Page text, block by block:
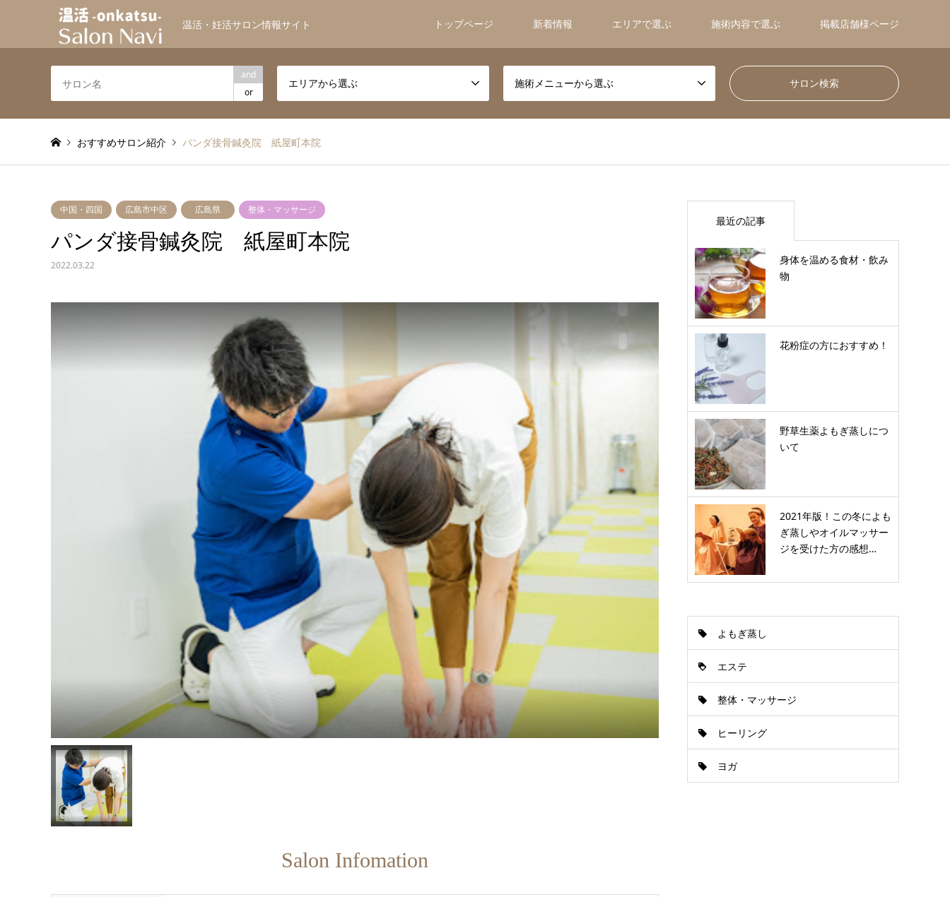
温活・妊活サロン情報サイト トップページ 新着情報 エリアで選ぶ 施術内容で選ぶ 掲載店舗様ページ
and
or
エリアから選ぶ 施術メニューから選ぶ
おすすめサロン紹介 パンダ接骨鍼灸院 紙屋町本院
中国・四国 広島市中区 広島県 整体・マッサージ
パンダ接骨鍼灸院 紙屋町本院
2022.03.22
Salon Infomation
最近の記事
身体を温める食材・飲み
物
花粉症の方におすすめ！
野草生薬よもぎ蒸しにつ
いて
2021年版！この冬によも
ぎ蒸しやオイルマッサー
ジを受けた方の感想…
よもぎ蒸し
エステ
整体・マッサージ
ヒーリング
ヨガ